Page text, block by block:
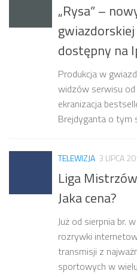
„Rysa” –
dostępny na
Produkcja w
widzów serwisu
ekranizacja
Brejdyganta o tym
TELEWIZJA 3 LIPCA
Liga
Jaka cena?
Już od sierpnia br.
rozrywki
transmisji z
sportowych w